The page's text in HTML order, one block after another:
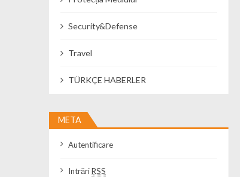
Security&Defense
Travel
TÜRKÇE HABERLER
META
Autentificare
IntrăriRSS